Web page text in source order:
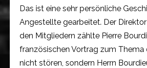
Das ist eine sehr persönliche
Angestellte gearbeitet. Der
den Mitgliedern zählte Pierre
französischen Vortrag zum Thema
nicht stören, sondern Herrn